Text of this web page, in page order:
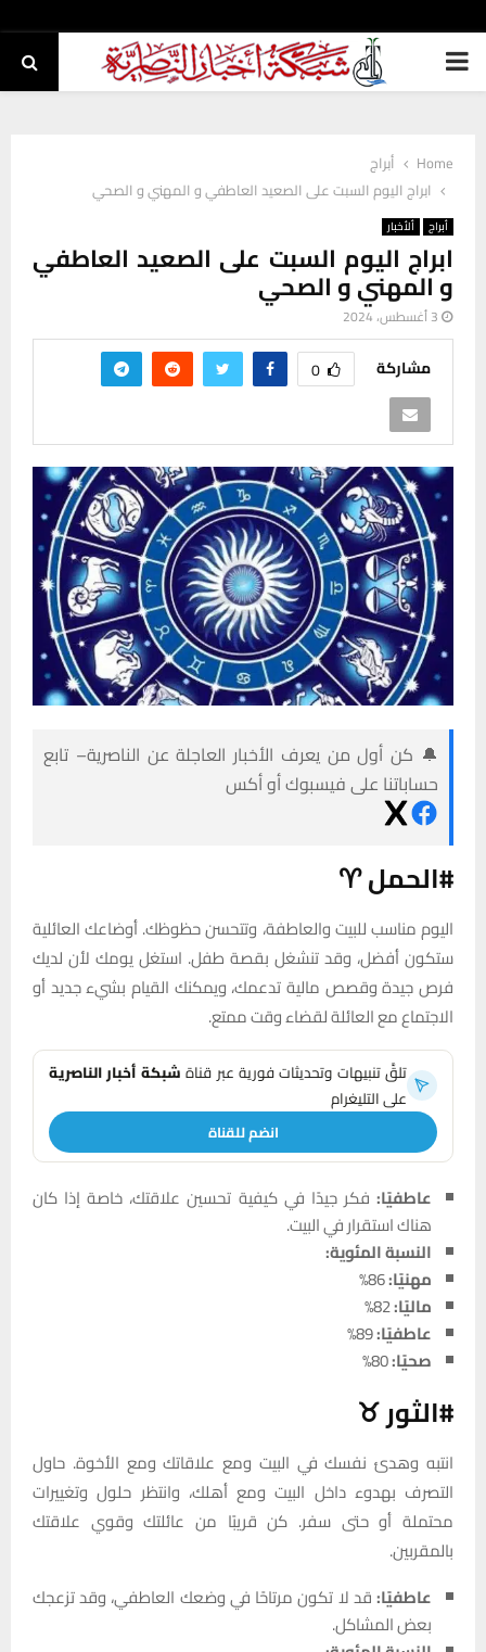
PRIMARY
Home
أبراج
ابراج اليوم السبت على الصعيد العاطفي و المهني و الصحي
أبراج ألأخبار
ابراج اليوم السبت على الصعيد العاطفي
و المهني و الصحي
3 أغسطس، 2024
مشاركة 0
🔔 كن أول من يعرف الأخبار العاجلة عن الناصرية– تابع
حساباتنا على فيسبوك أو أكس
#الحمل ♈
اليوم مناسب للبيت والعاطفة، وتتحسن حظوظك. أوضاعك العائلية
ستكون أفضل، وقد تنشغل بقصة طفل. استغل يومك لأن لديك
فرص جيدة وقصص مالية تدعمك، ويمكنك القيام بشيء جديد أو
الاجتماع مع العائلة لقضاء وقت ممتع.
تلقَّ تنبيهات وتحديثات فورية عبر قناةشبكة أخبار الناصرية
على التليغرام
انضم للقناة
عاطفيًا: فكر جيدًا في كيفية تحسين علاقتك، خاصة إذا كان
هناك استقرار في البيت.
النسبة المئوية:
مهنيًا:
ماليًا:
عاطفيًا:
صحيًا:
#الثور ♉
انتبه وهدئ نفسك في البيت ومع علاقاتك ومع الأخوة. حاول
التصرف بهدوء داخل البيت ومع أهلك، وانتظر حلول وتغييرات
محتملة أو حتى سفر. كن قريبًا من عائلتك وقوي علاقتك
بالمقربين.
عاطفيًا:قد لا تكون مرتاحًا في وضعك العاطفي، وقد تزعجك
بعض المشاكل.